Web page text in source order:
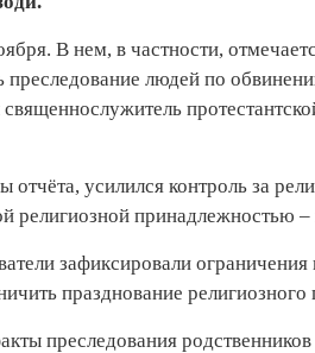
В нем, в частности,
людей по
усилился контроль за
религиозной принадлежностью
зафиксировали ограничения
празднование
преследования